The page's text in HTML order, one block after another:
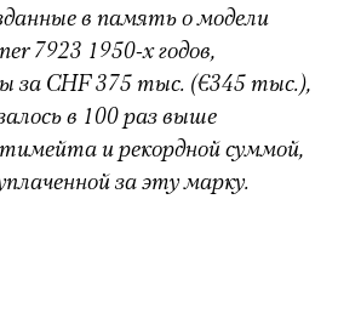
в память о модели
7923 1950-х годов,
за CHF 375 тыс. (€345 тыс.),
в 100 раз выше
и рекордной суммой,
за эту марку.